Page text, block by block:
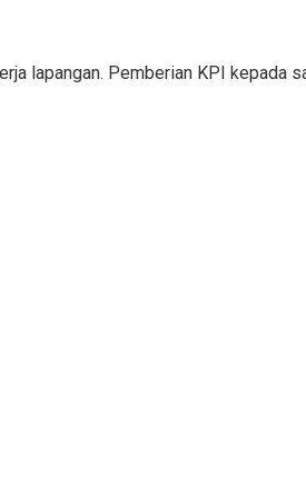
lapangan. Pemberian KPI kepada